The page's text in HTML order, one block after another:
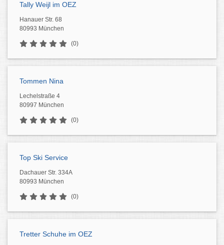
Tally Weijl im OEZ
Hanauer Str. 68
80993 München
(0)
Tommen Nina
Lechelstraße 4
80997 München
(0)
Top Ski Service
Dachauer Str. 334A
80993 München
(0)
Tretter Schuhe im OEZ